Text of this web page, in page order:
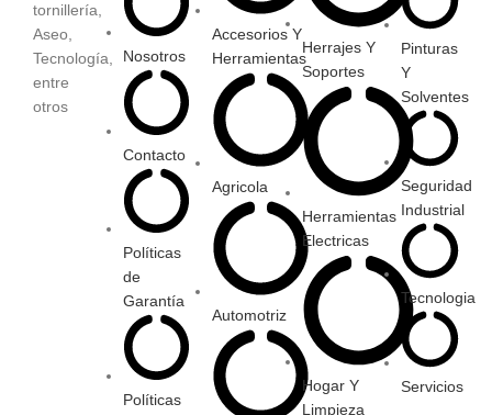
tornillería,
Aseo,
Tecnología,
entre
otros
Nosotros
Contacto
Políticas
de
Garantía
Políticas
Accesorios Y
Herramientas
Agricola
Automotriz
Herrajes Y
Soportes
Herramientas
Electricas
Hogar Y
Limpieza
Pinturas
Y
Solventes
Seguridad
Industrial
Tecnologia
Servicios